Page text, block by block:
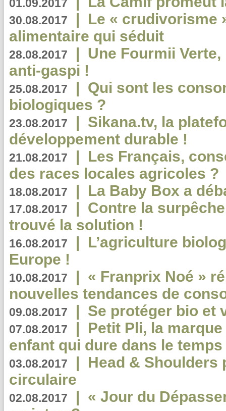
01.09.2017
30.08.2017 | Le « crudivorisme
alimentaire qui séduit
28.08.2017 | Une Fourmii
anti-gaspi !
25.08.2017 | Qui sont les
biologiques ?
23.08.2017 | Sikana.tv, la
développement durable !
21.08.2017 | Les Français,
des races locales agricoles ?
18.08.2017 | La Baby Box a
17.08.2017 | Contre la
trouvé la solution !
16.08.2017 | L’agriculture
Europe !
10.08.2017 | « Franprix Noé »
nouvelles tendances de
09.08.2017 | Se protéger bio et
07.08.2017 | Petit Pli, la
enfant qui dure dans le temps
03.08.2017 | Head & Shoulders
circulaire
02.08.2017 | « Jour du